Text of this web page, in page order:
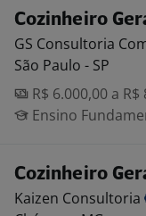
Cozinheiro
GS Consultoria
São Paulo - SP
R$ 6.000,00 a R$
Ensino
Cozinheiro
Kaizen Consultoria